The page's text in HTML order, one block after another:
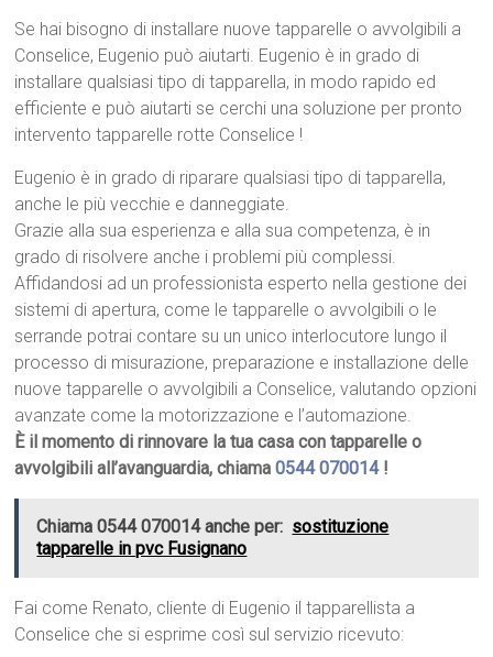
Se hai bisogno di installare nuove tapparelle o avvolgibili a
Conselice, Eugenio può aiutarti. Eugenio è in grado di
installare qualsiasi tipo di tapparella, in modo rapido ed
efficiente e può aiutarti se cerchi una soluzione per pronto
intervento tapparelle rotte Conselice !
Eugenio è in grado di riparare qualsiasi tipo di tapparella,
anche le più vecchie e danneggiate.
Grazie alla sua esperienza e alla sua competenza, è in
grado di risolvere anche i problemi più complessi.
Affidandosi ad un professionista esperto nella gestione dei
sistemi di apertura, come le tapparelle o avvolgibili o le
serrande potrai contare su un unico interlocutore lungo il
processo di misurazione, preparazione e installazione delle
nuove tapparelle o avvolgibili a Conselice, valutando opzioni
avanzate come la motorizzazione e l’automazione.
È il momento di rinnovare la tua casa con tapparelle o
avvolgibili all’avanguardia, chiama0544 070014!
Chiama 0544 070014 anche per: sostituzione
tapparelle in pvc Fusignano
Fai come Renato, cliente di Eugenio il tapparellista a
Conselice che si esprime così sul servizio ricevuto: